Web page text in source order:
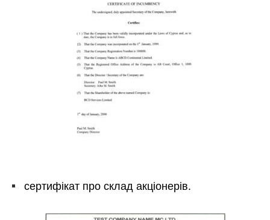
сертифікат про склад акціонерів.